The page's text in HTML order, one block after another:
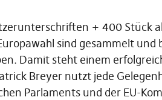
+ 400 Stück
sind gesammelt und
Damit steht einem
Breyer nutzt jede
Parlaments und der EU-